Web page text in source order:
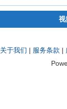
视
关于我们 | 服务条款 |